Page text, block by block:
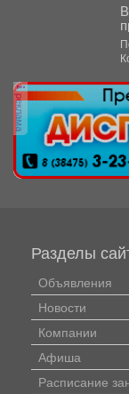
реклама
Разделы
Объявления
Новости
Компании
Афиша
Расписание